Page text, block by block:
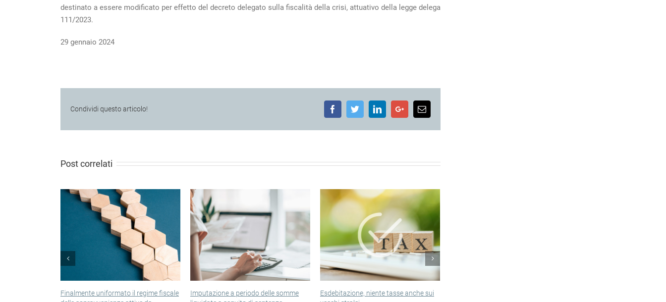
destinato a essere modificato per effetto del decreto delegato sulla fiscalità della crisi, attuativo della legge delega
111/2023.
29 gennaio 2024
Condividi questo articolo! FacebookTwitterLinkedInGoogle+Email
Post correlati
uniformato il regime fiscale
Imputazione a periodo delle somme
Esdebitazione, niente tasse anche sui
Esclusione incerta per le imprese minori